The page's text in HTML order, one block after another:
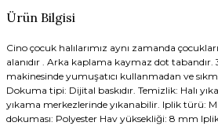
Ürün Bilgisi
Cino çocuk halılarımız aynı zamanda
alanıdır . Arka kaplama kaymaz dot tabandır.
makinesinde yumuşatıcı kullanmadan ve
Dokuma tipi: Dijital baskıdır. Temizlik: Halı
yıkama merkezlerinde yıkanabilir. Iplik türü:
dokuması: Polyester Hav yüksekliği: 8 mm